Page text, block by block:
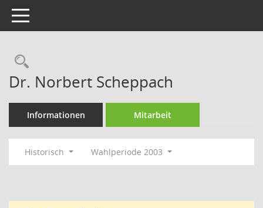
Toggle navigation
Rechercheauswahl
Dr. Norbert Scheppach
Informationen Mitarbeit
Historisch Wahlperiode 2003